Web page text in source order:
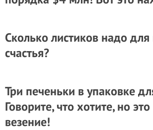
Сколько листиков надо для
счастья?
Три печеньки в упаковке
Говорите, что хотите, но
везение!